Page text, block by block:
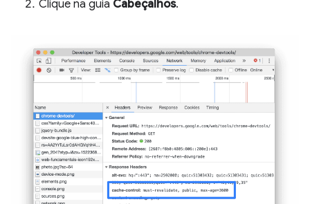
Clique na guia Cabeçalhos.